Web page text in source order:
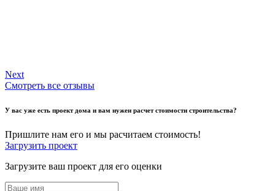
Next
Смотреть все отзывы
У вас уже есть проект дома и вам нужен расчет стоимости строительства?
Пришлите нам его и мы расчитаем стоимость!
Загрузить проект
Загрузите ваш проект для его оценки